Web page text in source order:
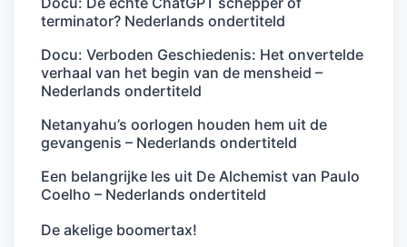
terminator? Nederlands ondertiteld
Docu: Verboden Geschiedenis: Het onvertelde
verhaal van het begin van de mensheid –
Nederlands ondertiteld
Netanyahu’s oorlogen houden hem uit de
gevangenis – Nederlands ondertiteld
Een belangrijke les uit De Alchemist van Paulo
Coelho – Nederlands ondertiteld
De akelige boomertax!